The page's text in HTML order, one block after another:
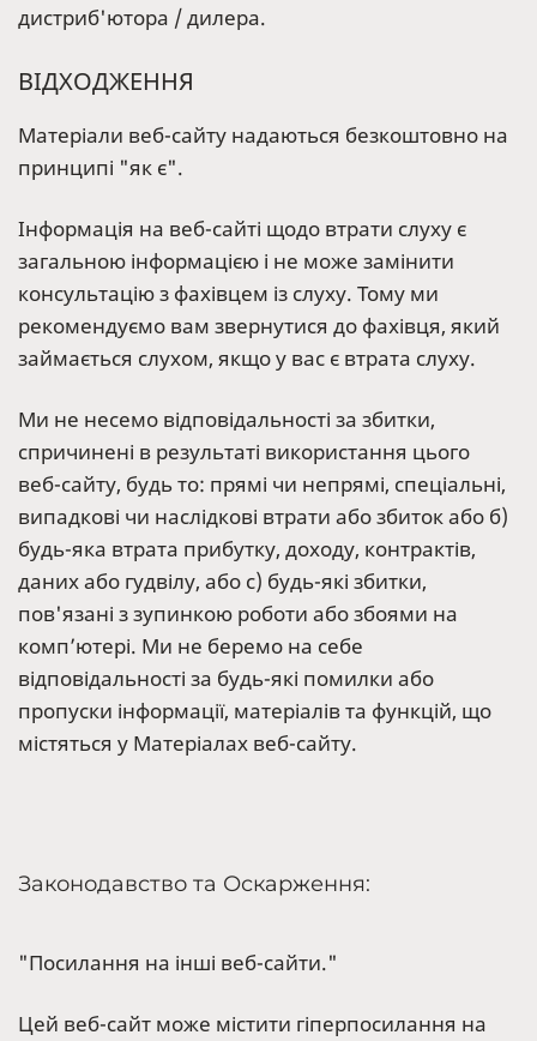
дистриб'ютора / дилера.
ВІДХОДЖЕННЯ
Матеріали веб-сайту надаються безкоштовно на
принципі "як є".
Інформація на веб-сайті щодо втрати слуху є
загальною інформацією і не може замінити
консультацію з фахівцем із слуху. Тому ми
рекомендуємо вам звернутися до фахівця, який
займається слухом, якщо у вас є втрата слуху.
Ми не несемо відповідальності за збитки,
спричинені в результаті використання цього
веб-сайту, будь то: прямі чи непрямі, спеціальні,
випадкові чи наслідкові втрати або збиток або б)
будь-яка втрата прибутку, доходу, контрактів,
даних або гудвілу, або c) будь-які збитки,
пов'язані з зупинкою роботи або збоями на
комп’ютері. Ми не беремо на себе
відповідальності за будь-які помилки або
пропуски інформації, матеріалів та функцій, що
містяться у Матеріалах веб-сайту.
Законодавство та Оскарження:
"Посилання на інші веб-сайти."
Цей веб-сайт може містити гіперпосилання на